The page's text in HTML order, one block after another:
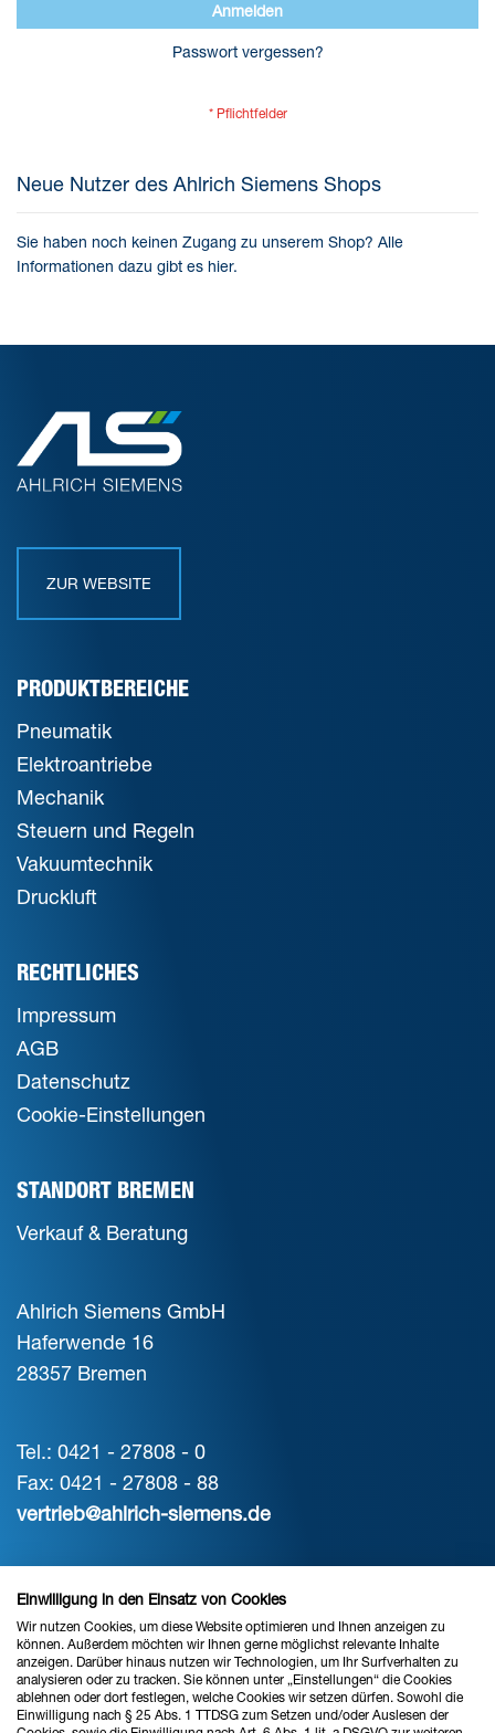
Anmelden
Passwort vergessen?
Neue Nutzer des Ahlrich Siemens Shops
Sie haben noch keinen Zugang zu unserem Shop? Alle
Informationen dazu gibt es hier.
ZUR WEBSITE
PRODUKTBEREICHE
Pneumatik
Elektroantriebe
Mechanik
Steuern und Regeln
Vakuumtechnik
Druckluft
RECHTLICHES
Impressum
AGB
Datenschutz
Cookie-Einstellungen
STANDORT BREMEN
Verkauf & Beratung
Ahlrich Siemens GmbH
Haferwende 16
28357 Bremen
Tel.: 0421 - 27808 - 0
Fax: 0421 - 27808 - 88
vertrieb@ahlrich-siemens.de
STANDORT HANNOVER
Verkauf & Beratung
Ahlrich Siemens GmbH
Einwilligung in den Einsatz von Cookies
Wir nutzen Cookies, um diese Website optimieren und Ihnen anzeigen zu
können. Außerdem möchten wir Ihnen gerne möglichst relevante Inhalte
anzeigen. Darüber hinaus nutzen wir Technologien, um Ihr Surfverhalten zu
analysieren oder zu tracken. Sie können unter „Einstellungen“ die Cookies
ablehnen oder dort festlegen, welche Cookies wir setzen dürfen. Sowohl die
Einwilligung nach § 25 Abs. 1 TTDSG zum Setzen und/oder Auslesen der